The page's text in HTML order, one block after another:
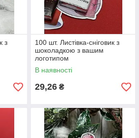
з
100 шт. Листівка-сніговик з
шоколадкою з вашим
логотипом
В наявності
29,26 ₴